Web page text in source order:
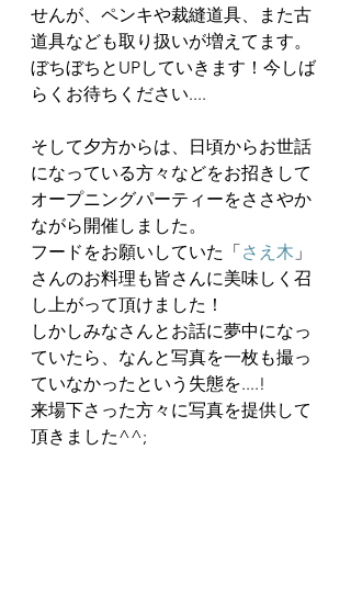
せんが、ペンキや裁縫道具、また古
道具なども取り扱いが増えてます。
ぼちぼちとUPしていきます！今しば
らくお待ちください....
そして夕方からは、日頃からお世話
になっている方々などをお招きして
オープニングパーティーをささやか
ながら開催しました。
フードをお願いしていた「さえ木 」
さんのお料理も皆さんに美味しく召
し上がって頂けました！
しかしみなさんとお話に夢中になっ
ていたら、なんと写真を一枚も撮っ
ていなかったという失態を....!
来場下さった方々に写真を提供して
頂きました^^;